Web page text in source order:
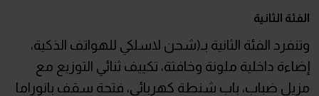
الفئة الثانية
وتنفرد الفئة الثانية بـ(شحن لاسلكي للهواتف الذكية،
إضاءة داخلية ملونة وخافتة، تكييف ثنائي التوزيع مع
مزيل ضباب، باب شنطة كهربائي، فتحة سقف بانوراما